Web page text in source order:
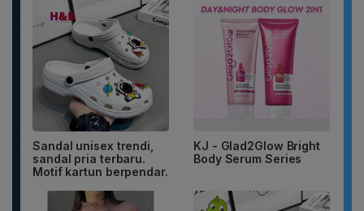
Sandal unisex trendi,
sandal pria terbaru.
Motif kartun berpendar.
KJ - Glad2Glow Bright
Body Serum Series